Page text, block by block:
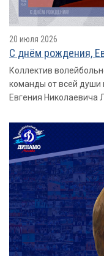
20 июля 2026
С днём рождения,
Коллектив
команды от всей души
Евгения